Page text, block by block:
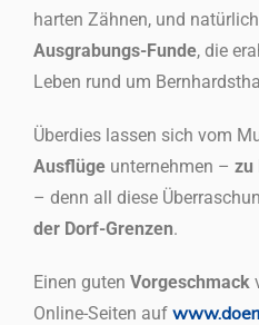
harten Zähnen, und
Ausgrabungs-Funde, die
Leben rund um
Überdies lassen sich vom
Ausflüge unternehmen – zu
– denn all diese
der Dorf-Grenzen.
Einen guten Vorgeschmack
Online-Seiten auf